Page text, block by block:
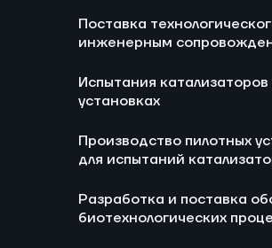
Поставка
инженерным
Испытания
установках
Производство пилотных
для испытаний
Разработка и поставка
биотехнологических